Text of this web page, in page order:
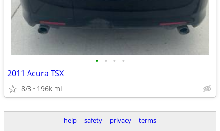
• • • •
2011 Acura TSX
8/3 196k mi
help safety privacy terms